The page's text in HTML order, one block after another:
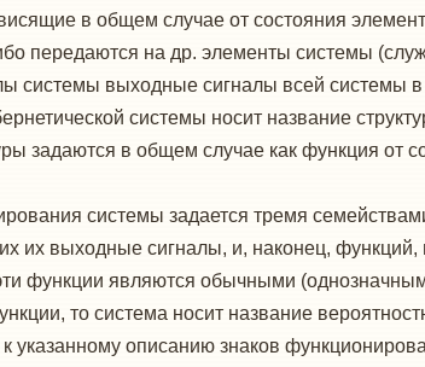
в общем случае от состояния
передаются на др. элементы системы
системы выходные сигналы всей системы
системы носит название
задаются в общем случае как функция от
системы задается тремя
их выходные сигналы, и, наконец,
функции являются обычными
то система носит название
указанному описанию знаков